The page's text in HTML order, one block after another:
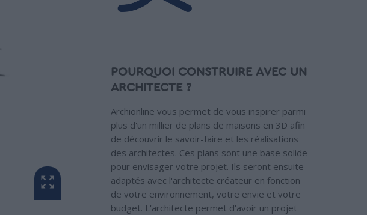
POURQUOI CONSTRUIRE AVEC UN
ARCHITECTE ?
Archionline vous permet de vous inspirer parmi
plus d'un millier de plans de maisons en 3D afin
de découvrir le savoir-faire et les réalisations
des architectes. Ces plans sont une base solide
pour envisager votre projet. Ils seront ensuite
adaptés avec l'architecte créateur en fonction
de votre environnement, votre envie et votre
budget. L'architecte permet d'avoir un projet